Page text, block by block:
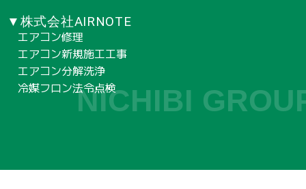
▼株式会社AIRNOTE
エアコン修理
エアコン新規施工工事
エアコン分解洗浄
冷媒フロン法令点検NICHIBI